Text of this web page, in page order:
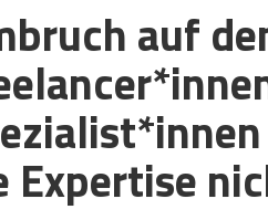
Priorität hat aber die Ergonomie am
angepasst sein müssen.
und Arbeitsmittel sind
es inzwischen eine Vielzahl an
und zeitgemäßes Design den
hinaus multifunktionale
und unterstützen die
auf
Expertise